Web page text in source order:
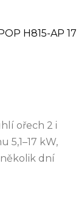
H815-AP 17
ořech 2 i
5,1–17 kW,
několik dní